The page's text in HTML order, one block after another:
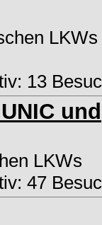
LKWs
13
und
LKWs
47